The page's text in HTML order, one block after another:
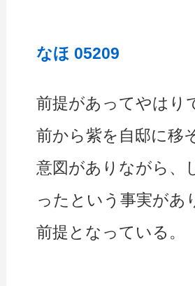
なほ 05209
前提があってやはり
前から紫を自邸に移
意図がありながら、
ったという事実があ
前提となっている。